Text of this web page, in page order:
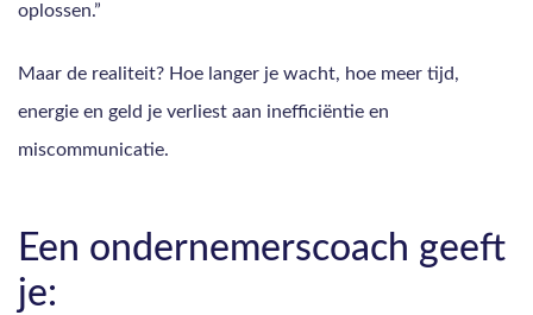
oplossen.”
Maar de realiteit? Hoe langer je wacht, hoe meer tijd,
energie en geld je verliest aan inefficiëntie en
miscommunicatie.
Een ondernemerscoach geeft
je: